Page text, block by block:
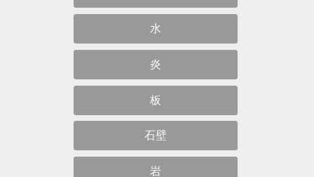
水
炎
板
石壁
岩